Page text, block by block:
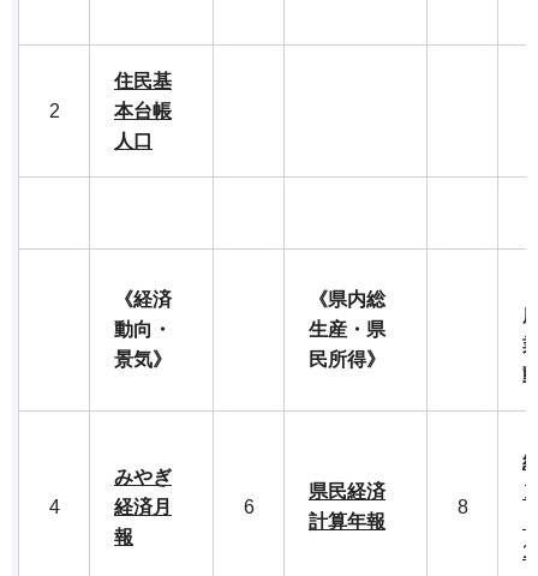
2
住民基
本台帳
人口
《経済
動向・
景気》
《県内総
生産・県
民所得》
4
みやぎ
経済月
報
6
県民経済
計算年報
8
1